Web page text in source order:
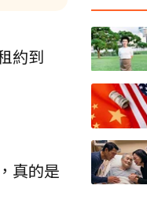
約到
真的是